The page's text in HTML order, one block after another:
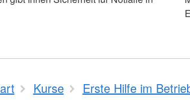
Kurse Erste Hilfe im